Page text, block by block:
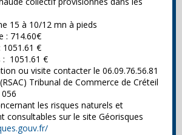
15 à 10/12 mn à pieds
: 714.60€
€
: 1051.61 €
ou visite contacter le 06.09.76.56.81
Tribunal de Commerce de Créteil
les risques naturels et
consultables sur le site Géorisques